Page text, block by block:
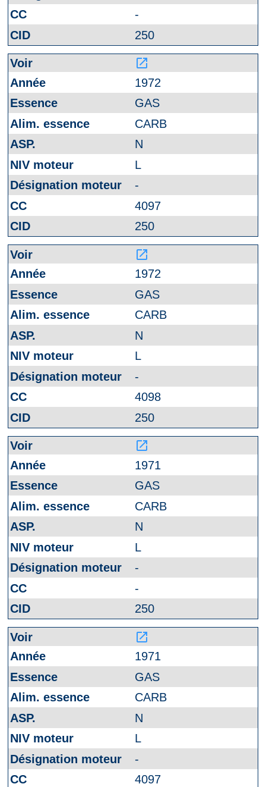
-
250
launch
1972
GAS
CARB
N
L
-
4097
250
launch
1972
GAS
CARB
N
L
-
4098
250
launch
1971
GAS
CARB
N
L
-
-
250
launch
1971
GAS
CARB
N
L
-
4097